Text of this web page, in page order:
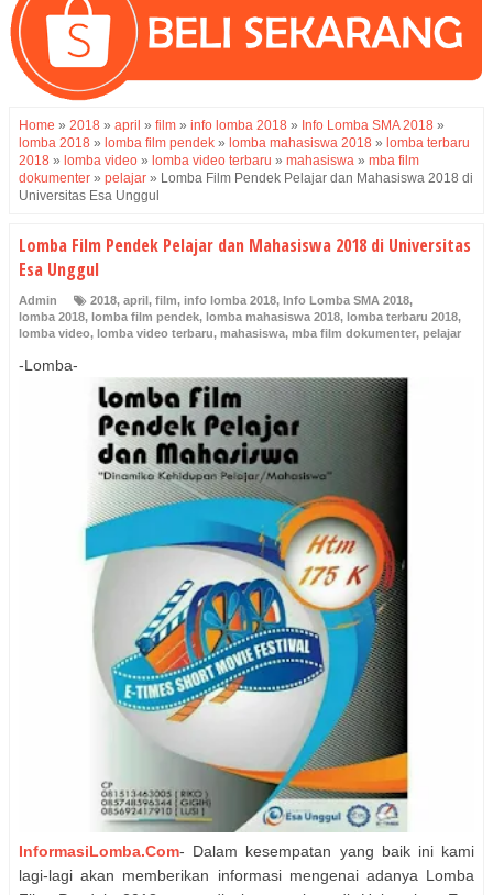
Home » 2018 » april » film » info lomba 2018 » Info Lomba SMA 2018 »
lomba 2018 » lomba film pendek » lomba mahasiswa 2018 » lomba terbaru
2018 » lomba video » lomba video terbaru » mahasiswa » mba film
dokumenter » pelajar » Lomba Film Pendek Pelajar dan Mahasiswa 2018 di
Universitas Esa Unggul
Lomba Film Pendek Pelajar dan Mahasiswa 2018 di Universitas
Esa Unggul
Admin 2018, april, film, info lomba 2018, Info Lomba SMA 2018,
lomba 2018, lomba film pendek, lomba mahasiswa 2018, lomba terbaru 2018,
lomba video, lomba video terbaru, mahasiswa, mba film dokumenter, pelajar
-Lomba-
InformasiLomba.Com- Dalam kesempatan yang baik ini kami
lagi-lagi akan memberikan informasi mengenai adanya Lomba